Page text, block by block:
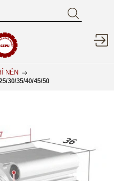
NÉN
30/35/40/45/50